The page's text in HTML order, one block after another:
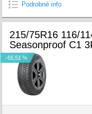
Podrobné info
215/75R16 116/
Seasonproof C1
-55,51 %